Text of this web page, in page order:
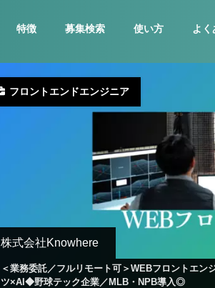
特徴 募集検索 使い方 よく
株式会社Knowhere
＜業務委託／フルリモート可＞WEBフロントエ
ツ×AI◆野球テック企業／MLB・NPB導入◎
フロントエンドエンジニア